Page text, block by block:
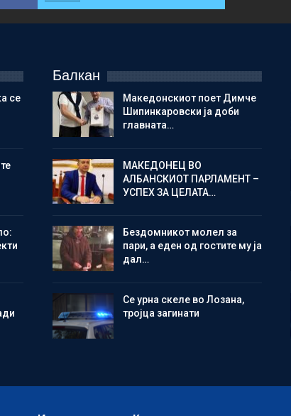
се
Балкан
Македонскиот поет Димче
Шипинкаровски ја доби
главната…
МАКЕДОНЕЦ ВО
АЛБАНСКИОТ ПАРЛАМЕНТ –
УСПЕХ ЗА ЦЕЛАТА…
Бездомникот молел за
пари, а еден од гостите му ја
дал…
Се урна скеле во Лозана,
тројца загинати